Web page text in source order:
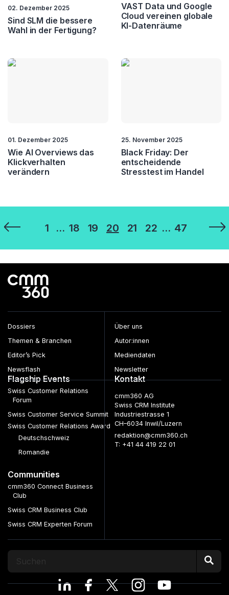
02. Dezember 2025
Sind SLM die bessere
Wahl in der Fertigung?
VAST Data und Google
Cloud vereinen globale
KI-Datenräume
01. Dezember 2025
Wie AI Overviews das
Klickverhalten
verändern
25. November 2025
Black Friday: Der
entscheidende
Stresstest im Handel
Seitennummerierung
der
Beiträge
1 … 18 19 20 21 22 … 47
Dossiers
Themen & Branchen
Editor’s Pick
Newsflash
Über uns
Autor:innen
Mediendaten
Newsletter
Flagship Events
Swiss Customer Relations
Forum
Swiss Customer Service Summit
Swiss Customer Relations Award
Deutschschweiz
Romandie
Communities
cmm360 Connect Business
Club
Swiss CRM Business Club
Swiss CRM Experten Forum
Kontakt
cmm360 AG
Swiss CRM Institute
Industriestrasse 1
CH–6034 Inwil/Luzern
redaktion@cmm360.ch
T: +41 44 419 22 01